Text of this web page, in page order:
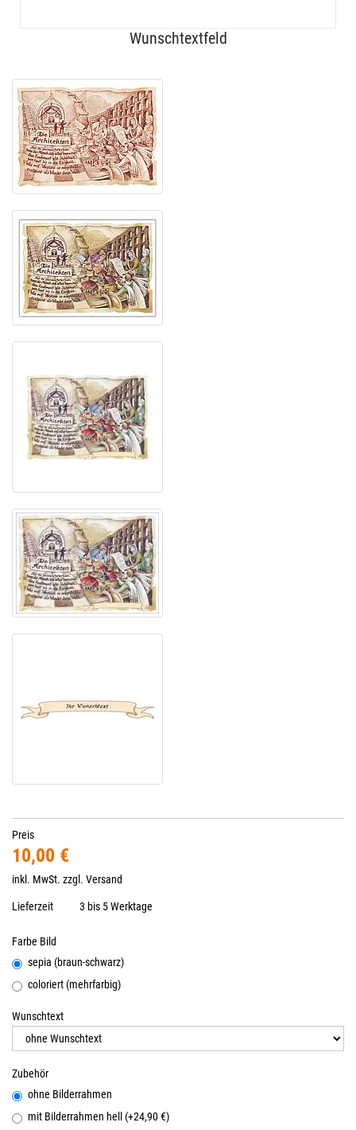
Wunschtextfeld
Preis
10,00 €
inkl. MwSt. zzgl. Versand
Lieferzeit 3 bis 5 Werktage
Farbe Bild
sepia (braun-schwarz)
coloriert (mehrfarbig)
Wunschtext
Zubehör
ohne Bilderrahmen
mit Bilderrahmen hell (+24,90 €)